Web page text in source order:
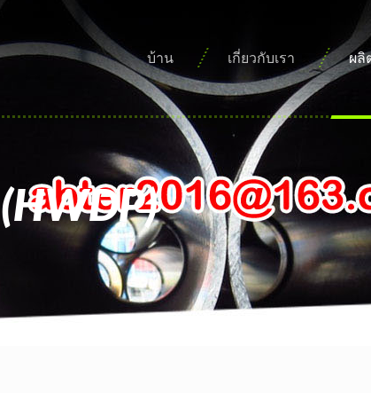
บ้าน เกี่ยวกับเรา ผ